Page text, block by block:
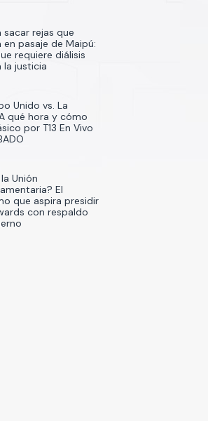
sacar rejas que
en pasaje de Maipú:
requiere diálisis
la justicia
Unido vs. La
qué hora y cómo
por T13 En Vivo
Unión
El
que aspira presidir
con respaldo